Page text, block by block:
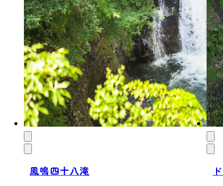
鳳鳴四十八滝